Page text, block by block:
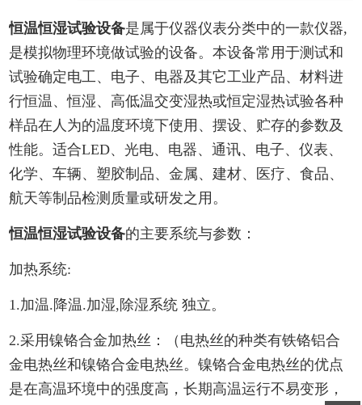
恒温恒湿试验设备是属于仪器仪表分类中的一款仪器,
是模拟物理环境做试验的设备。本设备常用于测试和
试验确定电工、电子、电器及其它工业产品、材料进
行恒温、恒湿、高低温交变湿热或恒定湿热试验各种
样品在人为的温度环境下使用、摆设、贮存的参数及
性能。适合LED、光电、电器、通讯、电子、仪表、
化学、车辆、塑胶制品、金属、建材、医疗、食品、
航天等制品检测质量或研发之用。
恒温恒湿试验设备的主要系统与参数：
加热系统:
1.加温.降温.加湿,除湿系统 独立。
2.采用镍铬合金加热丝：（电热丝的种类有铁铬铝合
金电热丝和镍铬合金电热丝。镍铬合金电热丝的优点
是在高温环境中的强度高，长期高温运行不易变形，